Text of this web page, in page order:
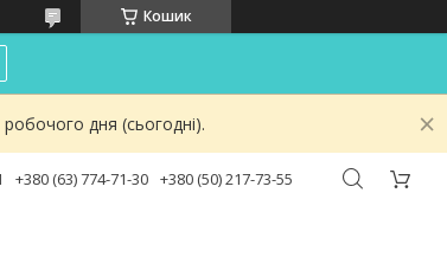
Кошик
дня (сьогодні).
+380 (63) 774-71-30 +380 (50) 217-73-55